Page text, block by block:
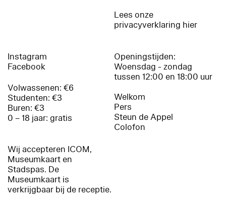
Lees onze
privacyverklaring hier
Instagram
Facebook
Volwassenen: €6
Studenten: €3
Buren: €3
0 – 18 jaar: gratis
Wij accepteren ICOM,
Museumkaart en
Stadspas. De
Museumkaart is
verkrijgbaar bij de receptie.
Openingstijden:
Woensdag - zondag
tussen 12:00 en 18:00 uur
Welkom
Pers
Steun de Appel
Colofon